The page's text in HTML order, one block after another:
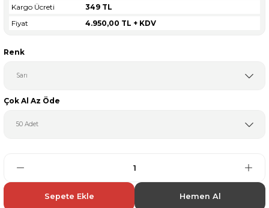
Kargo Ücreti
349 TL
Fiyat
4.950,00 TL + KDV
Renk
Çok Al Az Öde
Sepete Ekle Hemen Al